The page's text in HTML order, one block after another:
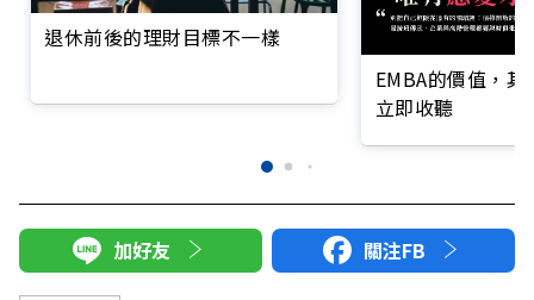
退休前後的理財目標不一樣
EMBA的價值，
立即收聽
加好友 關注FB